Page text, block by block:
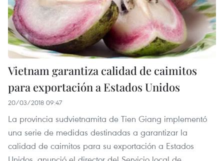
Vietnam garantiza calidad de caimitos
para exportación a Estados Unidos
20/03/2018 09:47
La provincia sudvietnamita de Tien Giang implementó
una serie de medidas destinadas a garantizar la
calidad de caimitos para su exportación a Estados